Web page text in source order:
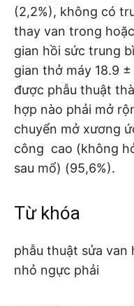
(2,2%), không có
thay van trong
gian hồi sức trung
gian thở máy 18.9
được phẫu thuật
hợp nào phải mở
chuyển mở xương
công cao (không
sau mổ) (95,6%).
Từ khóa
phẫu thuật sửa van
nhỏ ngực phải